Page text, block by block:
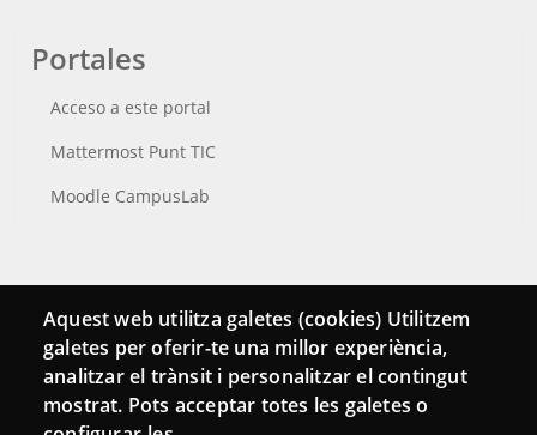
Portales
Acceso a este portal
Mattermost Punt TIC
Moodle CampusLab
Conecta
Contacto
Hemeroteca
Aquest web utilitza galetes (cookies) Utilitzem
galetes per oferir-te una millor experiència,
analitzar el trànsit i personalitzar el contingut
mostrat. Pots acceptar totes les galetes o